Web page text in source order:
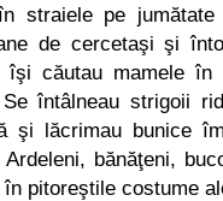
straiele pe
de cercetaşi şi
îşi căutau mamele
întâlneau strigoii
şi lăcrimau bunice
bănăţeni,
pitoreştile costume